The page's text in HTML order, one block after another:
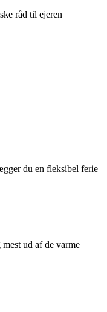
råd til ejeren
du en fleksibel ferie
ud af de varme